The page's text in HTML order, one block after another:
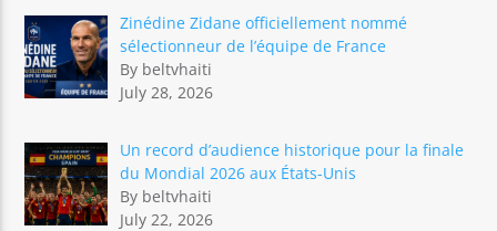
Zinédine Zidane officiellement nommé
sélectionneur de l’équipe de France
By beltvhaiti
July 28, 2026
Un record d’audience historique pour la finale
du Mondial 2026 aux États-Unis
By beltvhaiti
July 22, 2026